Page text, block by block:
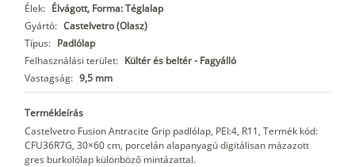
Élek: Élvágott, Forma: Téglalap
Gyártó: Castelvetro (Olasz)
Típus: Padlólap
Felhasználási terület: Kültér és beltér - Fagyálló
Vastagság: 9,5 mm
Termékleírás
Castelvetro Fusion Antracite Grip padlólap, PEI:4, R11, Termék kód:
CFU36R7G, 30×60 cm, porcelán alapanyagú digitálisan mázazott
gres burkolólap különböző mintázattal.